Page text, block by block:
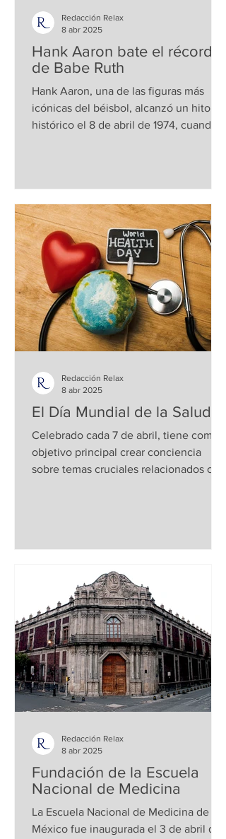
Hank Aaron bate el récord
de Babe Ruth
Hank Aaron, una de las figuras más
icónicas del béisbol, alcanzó un hito
histórico el 8 de abril de 1974, cuando
Redacción Relax
8 abr 2025
El Día Mundial de la Salud
Celebrado cada 7 de abril, tiene como
objetivo principal crear conciencia
sobre temas cruciales relacionados con
Redacción Relax
8 abr 2025
Fundación de la Escuela
Nacional de Medicina
La Escuela Nacional de Medicina de
México fue inaugurada el 3 de abril de
Redacción Relax
8 abr 2025